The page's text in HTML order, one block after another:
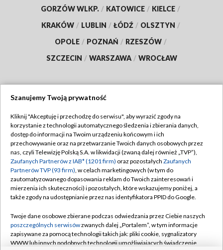
GORZÓW WLKP. / KATOWICE / KIELCE /
KRAKÓW / LUBLIN / ŁÓDŹ / OLSZTYN /
OPOLE / POZNAŃ / RZESZÓW /
SZCZECIN / WARSZAWA / WROCŁAW
TVP
Abonament TVP
Emisja w TVP
Centrum informacji TVP
Naziemna Telewizja Cyfrowa
Rada Programowa
System NOS
Regulamin TVP
Polityka prywatności
Moje zgody
Pomoc
Kontakt
Szanujemy Twoją prywatność
Kliknij "Akceptuję i przechodzę do serwisu", aby wyrazić zgody na
korzystanie z technologii automatycznego śledzenia i zbierania danych,
dostęp do informacji na Twoim urządzeniu końcowym i ich
przechowywanie oraz na przetwarzanie Twoich danych osobowych przez
nas, czyli Telewizję Polską S.A. w likwidacji (zwaną dalej również „TVP”),
Zaufanych Partnerów z IAB* (1201 firm) oraz pozostałych Zaufanych
Partnerów TVP (93 firm), w celach marketingowych (w tym do
zautomatyzowanego dopasowania reklam do Twoich zainteresowań i
mierzenia ich skuteczności) i pozostałych, które wskazujemy poniżej, a
także zgody na udostępnianie przez nas identyfikatora PPID do Google.
Twoje dane osobowe zbierane podczas odwiedzania przez Ciebie naszych
poszczególnych serwisówzwanych dalej „Portalem”, w tym informacje
zapisywane za pomocą technologii takich jak: pliki cookie, sygnalizatory
WWW lub innych podobnych technologii umożliwiających świadczenie